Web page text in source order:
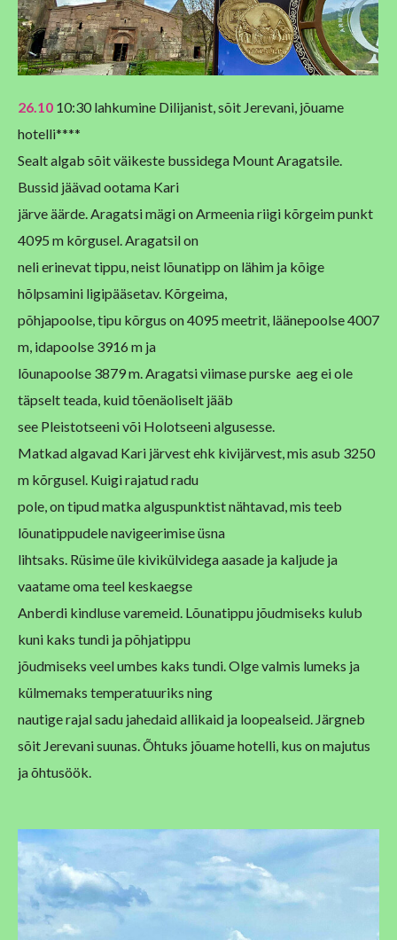
26.10 10:30 lahkumine Dilijanist, sõit Jerevani, jõuame
hotelli****
Sealt algab sõit väikeste bussidega Mount Aragatsile.
Bussid jäävad ootama Kari
järve äärde. Aragatsi mägi on Armeenia riigi kõrgeim punkt
4095 m kõrgusel. Aragatsil on
neli erinevat tippu, neist lõunatipp on lähim ja kõige
hõlpsamini ligipääsetav. Kõrgeima,
põhjapoolse, tipu kõrgus on 4095 meetrit, läänepoolse 4007
m, idapoolse 3916 m ja
lõunapoolse 3879 m. Aragatsi viimase purske aeg ei ole
täpselt teada, kuid tõenäoliselt jääb
see Pleistotseeni või Holotseeni algusesse.
Matkad algavad Kari järvest ehk kivijärvest, mis asub 3250
m kõrgusel. Kuigi rajatud radu
pole, on tipud matka alguspunktist nähtavad, mis teeb
lõunatippudele navigeerimise üsna
lihtsaks. Rüsime üle kivikülvidega aasade ja kaljude ja
vaatame oma teel keskaegse
Anberdi kindluse varemeid. Lõunatippu jõudmiseks kulub
kuni kaks tundi ja põhjatippu
jõudmiseks veel umbes kaks tundi. Olge valmis lumeks ja
külmemaks temperatuuriks ning
nautige rajal sadu jahedaid allikaid ja loopealseid. Järgneb
sõit Jerevani suunas. Õhtuks jõuame hotelli, kus on majutus
ja õhtusöök.